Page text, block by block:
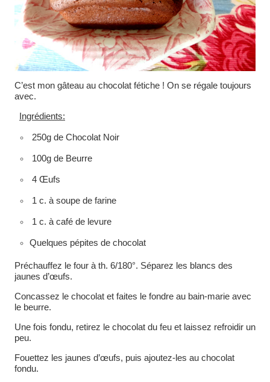
C’est mon gâteau au chocolat fétiche ! On se régale toujours
avec.
Ingrédients:
250g de Chocolat Noir
100g de Beurre
4 Œufs
1 c. à soupe de farine
1 c. à café de levure
Quelques pépites de chocolat
Préchauffez le four à th. 6/180°. Séparez les blancs des
jaunes d’œufs.
Concassez le chocolat et faites le fondre au bain-marie avec
le beurre.
Une fois fondu, retirez le chocolat du feu et laissez refroidir un
peu.
Fouettez les jaunes d’œufs, puis ajoutez-les au chocolat
fondu.